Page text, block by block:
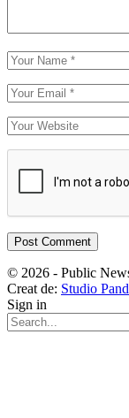
© 2026 - Public
Creat de: Studio
Sign in